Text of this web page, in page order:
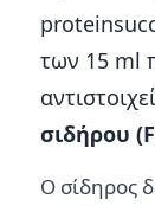
των 15 ml
σιδήρου
Ο σίδηρος